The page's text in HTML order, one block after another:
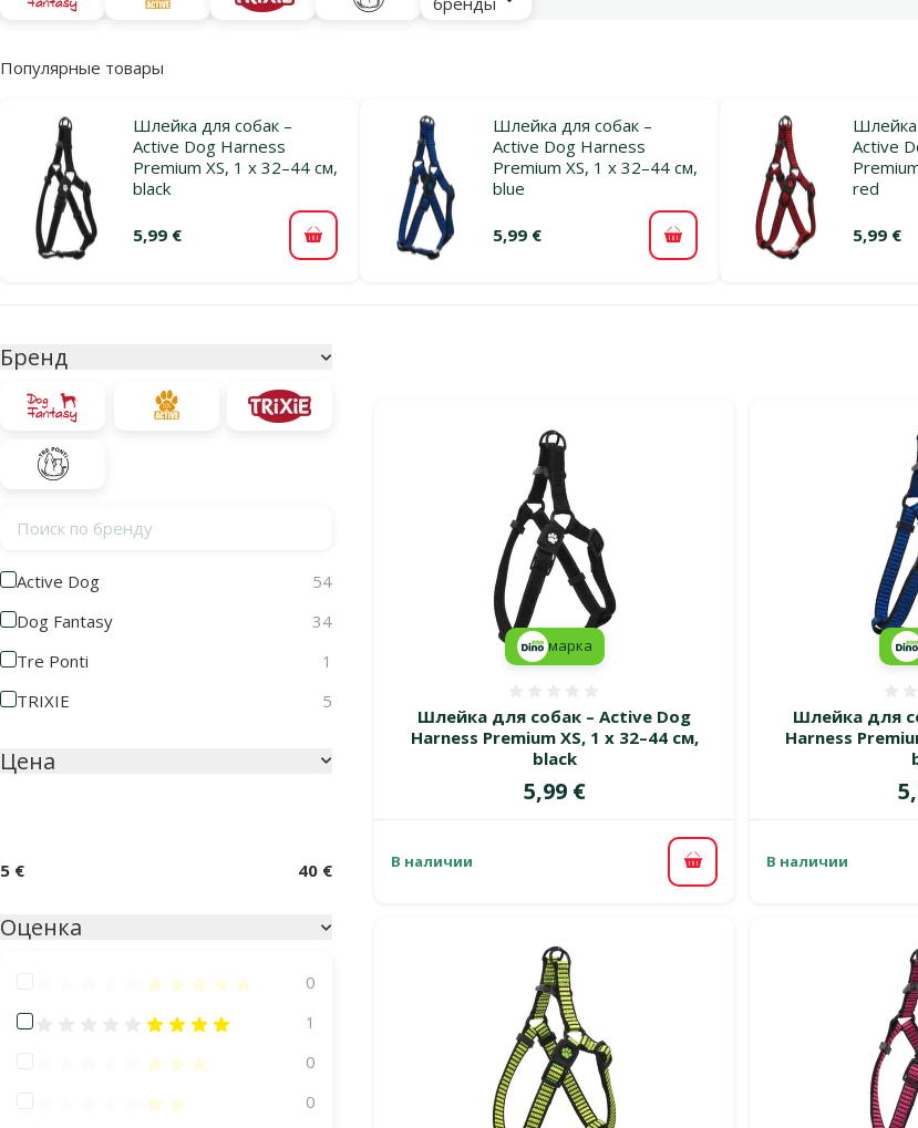
Популярные товары
Шлейка для собак –
Active Dog Harness
Premium XS, 1 x 32–44 см,
black
5,99 € В корзину
Шлейка для собак –
Active Dog Harness
Premium XS, 1 x 32–44 см,
blue
5,99 € В корзину
Шлейка
Active
red
5,99 €
Бренд
Поиск по бренду
Active Dog
54
Dog Fantasy
34
Tre Ponti
1
TRIXIE
5
Цена
5 € 40 €
Оценка
Оценка 100%
0
Оценка 80%
1
Оценка 60%
0
Оценка 40%
0
Шлейка для собак – Active Dog
Harness Premium XS, 1 x 32–44 см,
black
Цена
5,99 €
марка
В наличии В корзину
Шлейка для
Harness
В наличии